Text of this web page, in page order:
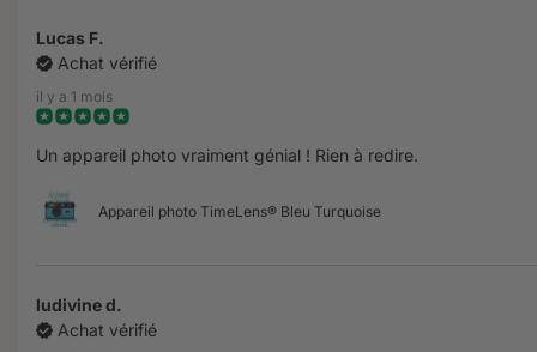
Lucas F.
Achat vérifié
il y a 1 mois
Un appareil photo vraiment génial ! Rien à redire.
Appareil photo TimeLens® Bleu Turquoise
ludivine d.
Achat vérifié